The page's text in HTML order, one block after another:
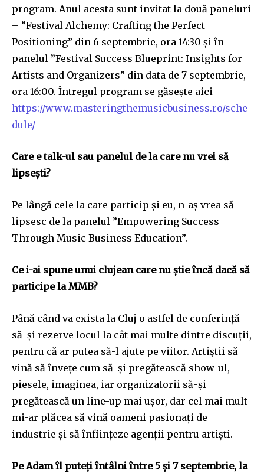
program. Anul acesta sunt invitat la două paneluri
– ”Festival Alchemy: Crafting the Perfect
Positioning” din 6 septembrie, ora 14:30 și în
panelul ”Festival Success Blueprint: Insights for
Artists and Organizers” din data de 7 septembrie,
ora 16:00. Întregul program se găsește aici –
https://www.masteringthemusicbusiness.ro/sche
dule/
Care e talk-ul sau panelul de la care nu vrei să
lipsești?
Pe lângă cele la care particip și eu, n-aș vrea să
lipsesc de la panelul ”Empowering Success
Through Music Business Education”.
Ce i-ai spune unui clujean care nu știe încă dacă să
participe la MMB?
Până când va exista la Cluj o astfel de conferință
să-și rezerve locul la cât mai multe dintre discuții,
pentru că ar putea să-l ajute pe viitor. Artiștii să
vină să învețe cum să-și pregătească show-ul,
piesele, imaginea, iar organizatorii să-și
pregătească un line-up mai ușor, dar cel mai mult
mi-ar plăcea să vină oameni pasionați de
industrie și să înființeze agenții pentru artiști.
Pe Adam îl puteți întâlni între 5 și 7 septembrie, la